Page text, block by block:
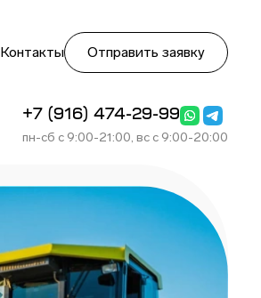
Контакты Отправить заявку
+7 (916) 474-29-99
пн-сб с 9:00-21:00, вс с 9:00-20:00